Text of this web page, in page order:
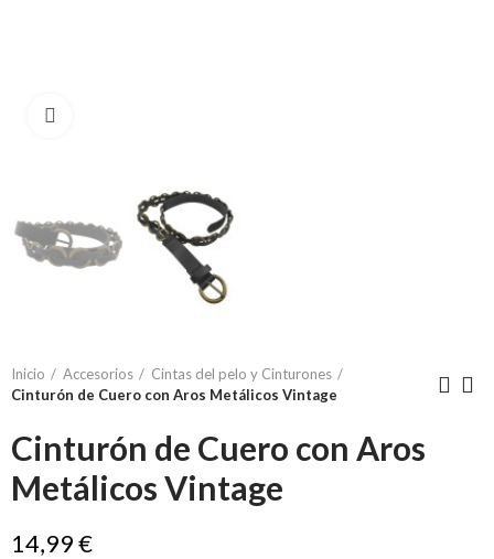
Inicio Accesorios
Cintas del pelo y Cinturones
Cinturón de Cuero con Aros Metálicos Vintage
Cinturón de Cuero con Aros
Metálicos Vintage
14,99 €